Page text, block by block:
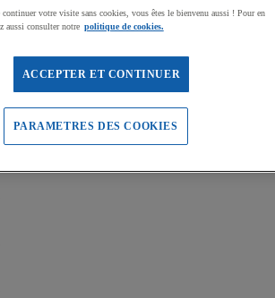
de Tennis
Tennis
votre visite sans cookies, vous êtes le bienvenu aussi ! Pour en
aussi consulter notre politique de cookies.
ACCEPTER ET CONTINUER
PARAMETRES DES COOKIES